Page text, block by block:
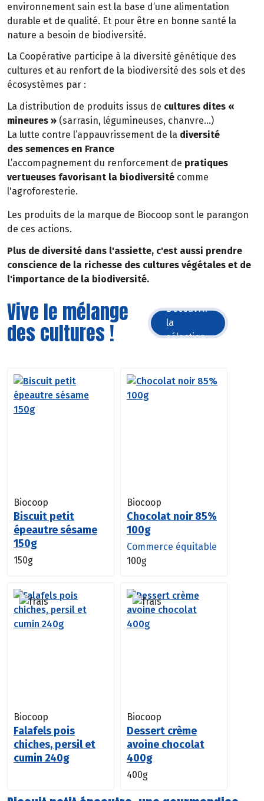
environnement sain est la base d’une alimentation
durable et de qualité. Et pour être en bonne santé la
nature a besoin de biodiversité.
La Coopérative participe à la diversité génétique des
cultures et au renfort de la biodiversité des sols et des
écosystèmes par :
La distribution de produits issus de cultures dites «
mineures » (sarrasin, légumineuses, chanvre…)
La lutte contre l’appauvrissement de la diversité
des semences en France
L’accompagnement du renforcement de pratiques
vertueuses favorisant la biodiversité comme
l'agroforesterie.
Les produits de la marque de Biocoop sont le parangon
de ces actions.
Plus de diversité dans l'assiette, c'est aussi prendre
conscience de la richesse des cultures végétales et de
l'importance de la biodiversité.
Vive le mélange
des cultures !
Découvrir
la
sélection
Biocoop
Biscuit petit
épeautre sésame
150g
150g
Biocoop
Chocolat noir 85%
100g
Commerce équitable
100g
Biocoop
Falafels pois
chiches, persil et
cumin 240g
Biocoop
Dessert crème
avoine chocolat
400g
400g